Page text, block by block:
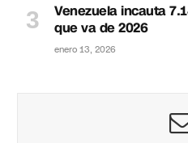
Venezuela incauta
que va de 2026
enero 13, 2026